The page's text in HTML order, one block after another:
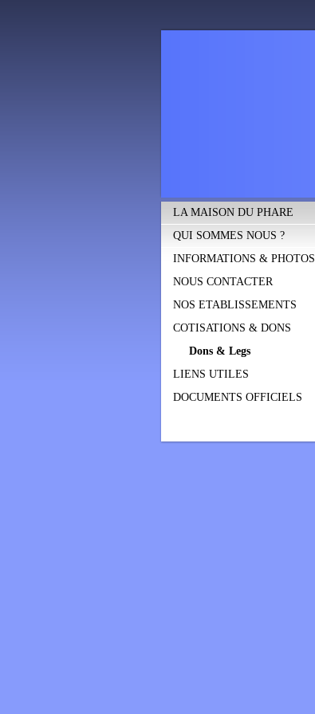
LA MAISON DU PHARE
QUI SOMMES NOUS ?
INFORMATIONS & PHOTOS
NOUS CONTACTER
NOS ETABLISSEMENTS
COTISATIONS & DONS
Dons & Legs
LIENS UTILES
DOCUMENTS OFFICIELS